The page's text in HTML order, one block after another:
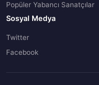
Popüler Yabancı Sanatçılar
Sosyal Medya
Twitter
Facebook